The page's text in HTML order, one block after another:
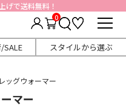
げで送料無料！
0
スタイルから選ぶ
レッグウォーマー
マー